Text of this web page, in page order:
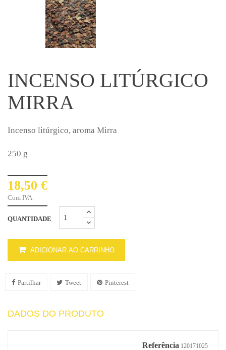
INCENSO LITÚRGICO
MIRRA
Incenso litúrgico, aroma Mirra
250 g
18,50 €
Com IVA
QUANTIDADE
ADICIONAR AO CARRINHO
Partilhar Tweet Pinterest
DADOS DO PRODUTO
Referência 120171025